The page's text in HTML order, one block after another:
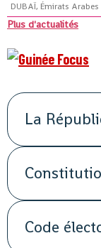
DUBAÏ, Émirats
Plus d'actualités
La
Code